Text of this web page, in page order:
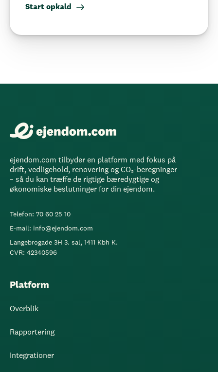
Start opkald
ejendom.com tilbyder en platform med fokus på
drift, vedligehold, renovering og CO₂-beregninger
– så du kan træffe de rigtige bæredygtige og
økonomiske beslutninger for din ejendom.
Telefon: 70 60 25 10
E-mail: info@ejendom.com
Langebrogade 3H 3. sal, 1411 Kbh K.
CVR: 42340596
Platform
Overblik
Rapportering
Integrationer